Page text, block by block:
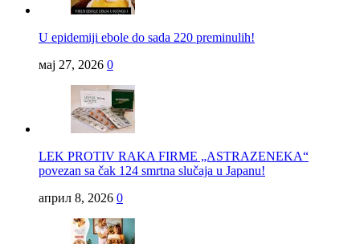
U epidemiji ebole do sada 220 preminulih!
мај 27, 2026 0
LEK PROTIV RAKA FIRME „ASTRAZENEKA“
povezan sa čak 124 smrtna slučaja u Japanu!
април 8, 2026 0